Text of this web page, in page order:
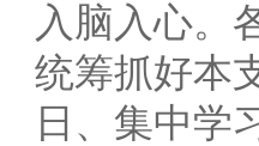
入脑入心。
统筹抓好本
日、集中学